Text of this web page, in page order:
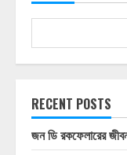
RECENT POSTS
জন ডি রকফেলারের